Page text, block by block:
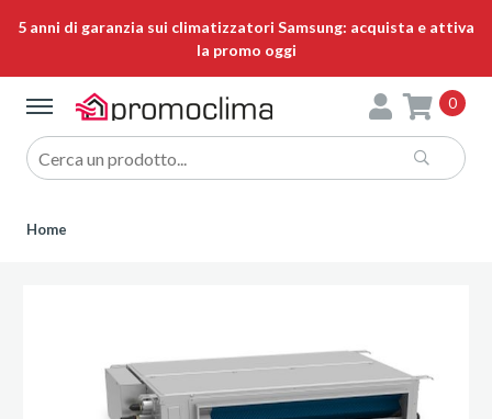
5 anni di garanzia sui climatizzatori Samsung: acquista e attiva
la promo oggi
0
Home